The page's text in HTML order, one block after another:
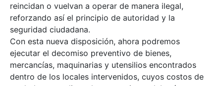
reincidan o vuelvan a operar de manera ilegal,
reforzando así el principio de autoridad y la
seguridad ciudadana.
Con esta nueva disposición, ahora podremos
ejecutar el decomiso preventivo de bienes,
mercancías, maquinarias y utensilios encontrados
dentro de los locales intervenidos, cuyos costos de